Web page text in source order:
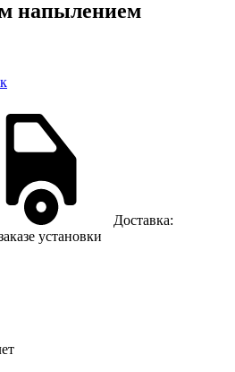
напылением
Доставка:
установки